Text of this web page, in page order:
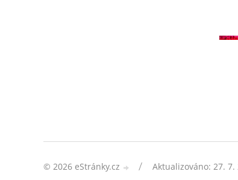
© 2026 eStránky.cz / Aktualizováno: 27. 7.